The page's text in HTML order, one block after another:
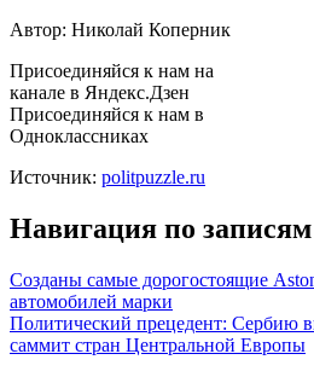
Автор: Николай Коперник
Присоединяйся к нам на
канале в Яндекс.Дзен
Присоединяйся к нам в
Одноклассниках
Источник: politpuzzle.ru
Навигация по записям
Созданы самые дорогостоящие
автомобилей марки
Политический прецедент: Сербию
саммит стран Центральной Европы